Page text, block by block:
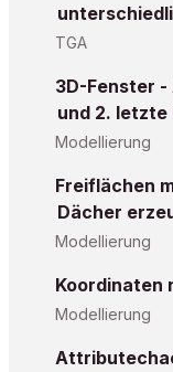
TGA
3D-Fenster -
und 2. letzte
Modellierung
Freiflächen
Dächer
Modellierung
Koordinaten
Modellierung